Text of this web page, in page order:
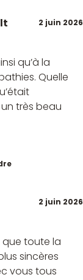
2 juin 2026
qu’à la
Quelle
très beau
2 juin 2026
que toute la
sincères
vous tous